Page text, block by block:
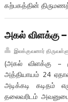
கற்பகத்தின்
அகல் விளக்கு
இலக்குவனார்
(அகல் விளக்கு –
அத்தியாயம் 24
அடிக்கடி கடிதம்
தலைவரிடம்